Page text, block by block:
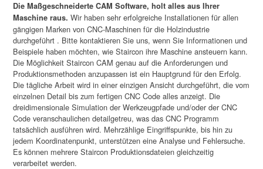
Die Maßgeschneiderte CAM Software, holt alles aus Ihrer
Maschine raus. Wir haben sehr erfolgreiche Installationen für allen
gängigen Marken von CNC-Maschinen für die Holzindustrie
durchgeführt . Bitte kontaktieren Sie uns, wenn Sie Informationen und
Beispiele haben möchten, wie Staircon ihre Maschine ansteuern kann.
Die Möglichkeit Staircon CAM genau auf die Anforderungen und
Produktionsmethoden anzupassen ist ein Hauptgrund für den Erfolg.
Die tägliche Arbeit wird in einer einzigen Ansicht durchgeführt, die vom
einzelnen Detail bis zum fertigen CNC Code alles anzeigt. Die
dreidimensionale Simulation der Werkzeugpfade und/oder der CNC
Code veranschaulichen detailgetreu, was das CNC Programm
tatsächlich ausführen wird. Mehrzählige Eingriffspunkte, bis hin zu
jedem Koordinatenpunkt, unterstützen eine Analyse und Fehlersuche.
Es können mehrere Staircon Produktionsdateien gleichzeitig
verarbeitet werden.